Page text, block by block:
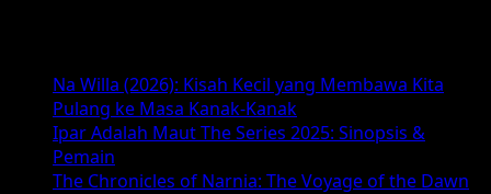
(2026):
Petualangan
Seru,
Karakter
Baru,
Na Willa (2026): Kisah Kecil yang Membawa Kita
Pulang ke Masa Kanak-Kanak
Ipar Adalah Maut The Series 2025: Sinopsis &
Pemain
The Chronicles of Narnia: The Voyage of the Dawn